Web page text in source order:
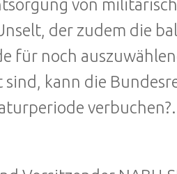
von
der zudem die
für noch
kann die
verbuchen?.